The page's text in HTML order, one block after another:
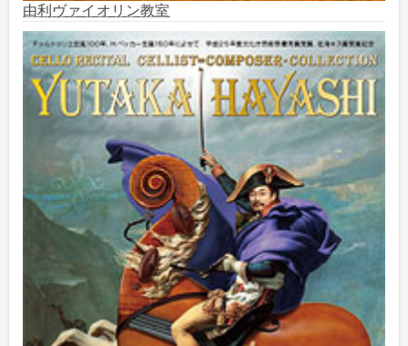
2025年6月 (1)
2025年5月 (5)
2025年3月 (1)
2025年2月
2025年1月 (3)
2024年12月
2024年11月
由利ヴァイオリン教室